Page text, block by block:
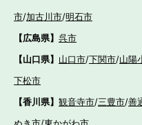
市/加古川市/明石市
【広島県】 呉市
【山口県】 山口市/下関市/山陽
下松市
【香川県】 観音寺市/三豊市/善